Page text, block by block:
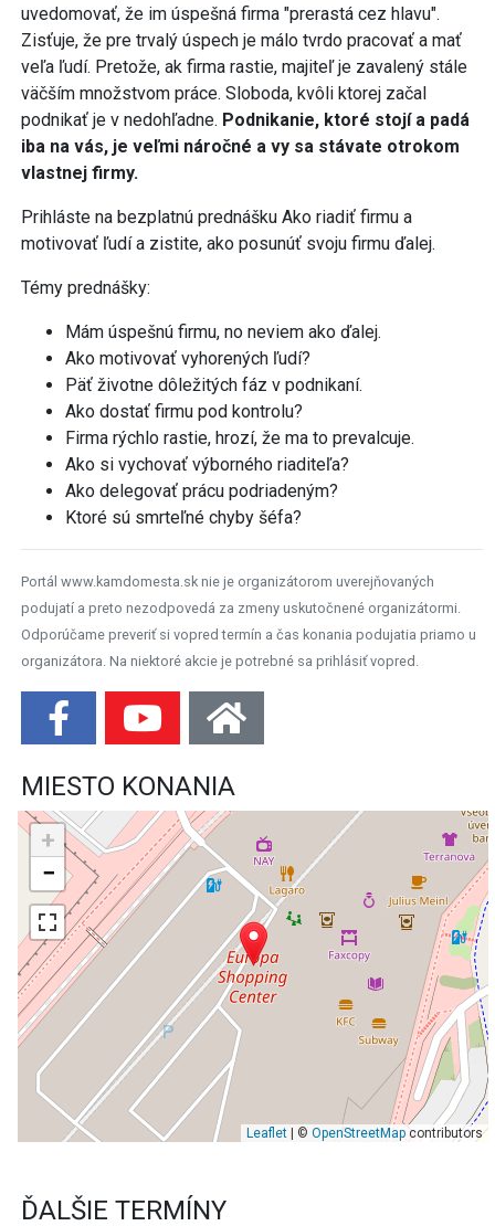
uvedomovať, že im úspešná firma "prerastá cez hlavu".
Zisťuje, že pre trvalý úspech je málo tvrdo pracovať a mať
veľa ľudí. Pretože, ak firma rastie, majiteľ je zavalený stále
väčším množstvom práce. Sloboda, kvôli ktorej začal
podnikať je v nedohľadne. Podnikanie, ktoré stojí a padá
iba na vás, je veľmi náročné a vy sa stávate otrokom
vlastnej firmy.
Prihláste na bezplatnú prednášku Ako riadiť firmu a
motivovať ľudí a zistite, ako posunúť svoju firmu ďalej.
Témy prednášky:
Mám úspešnú firmu, no neviem ako ďalej.
Ako motivovať vyhorených ľudí?
Päť životne dôležitých fáz v podnikaní.
Ako dostať firmu pod kontrolu?
Firma rýchlo rastie, hrozí, že ma to prevalcuje.
Ako si vychovať výborného riaditeľa?
Ako delegovať prácu podriadeným?
Ktoré sú smrteľné chyby šéfa?
Portál www.kamdomesta.sk nie je organizátorom uverejňovaných
podujatí a preto nezodpovedá za zmeny uskutočnené organizátormi.
Odporúčame preveriť si vopred termín a čas konania podujatia priamo u
organizátora. Na niektoré akcie je potrebné sa prihlásiť vopred.
MIESTO KONANIA
+
−
Leaflet| © OpenStreetMapcontributors
ĎALŠIE TERMÍNY